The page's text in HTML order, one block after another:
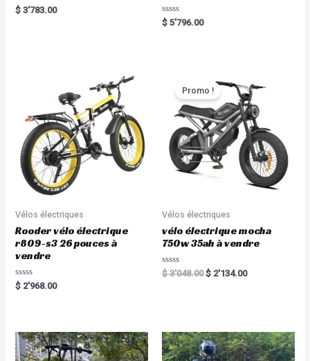
Rated
0
$ 3'783.00
Rated
0
$ 5'796.00
Vélos électriques
Rooder vélo électrique
r809-s3 26 pouces à
vendre
Rated
0
$ 2'968.00
Promo !
Vélos électriques
vélo électrique mocha
750w 35ah à vendre
Rated
0
$3'048.00 $ 2'134.00